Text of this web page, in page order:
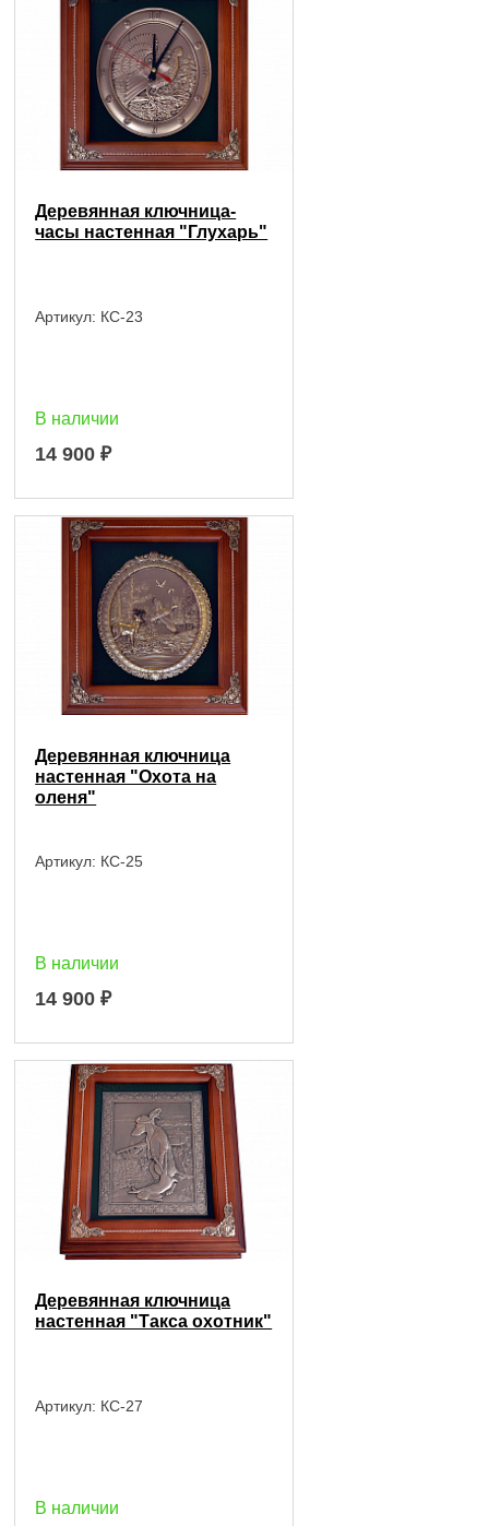
Деревянная ключница-
часы настенная "Глухарь"
Артикул: КС-23
В наличии
14 900 ₽
Деревянная ключница
настенная "Охота на
оленя"
Артикул: КС-25
В наличии
14 900 ₽
Деревянная ключница
настенная "Такса охотник"
Артикул: КС-27
В наличии